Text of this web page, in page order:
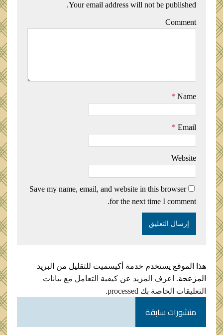
Your email address will not be published.
Comment
Name
*
Email
*
Website
Save my name, email, and website in this browser
for the next time I comment.
هذا الموقع يستخدم خدمة أكيسميت للتقليل من البريد
المزعجة.
اعرف المزيد عن كيفية التعامل مع بيانات
التعليقات الخاصة بك processed
.
منشورات سابقة